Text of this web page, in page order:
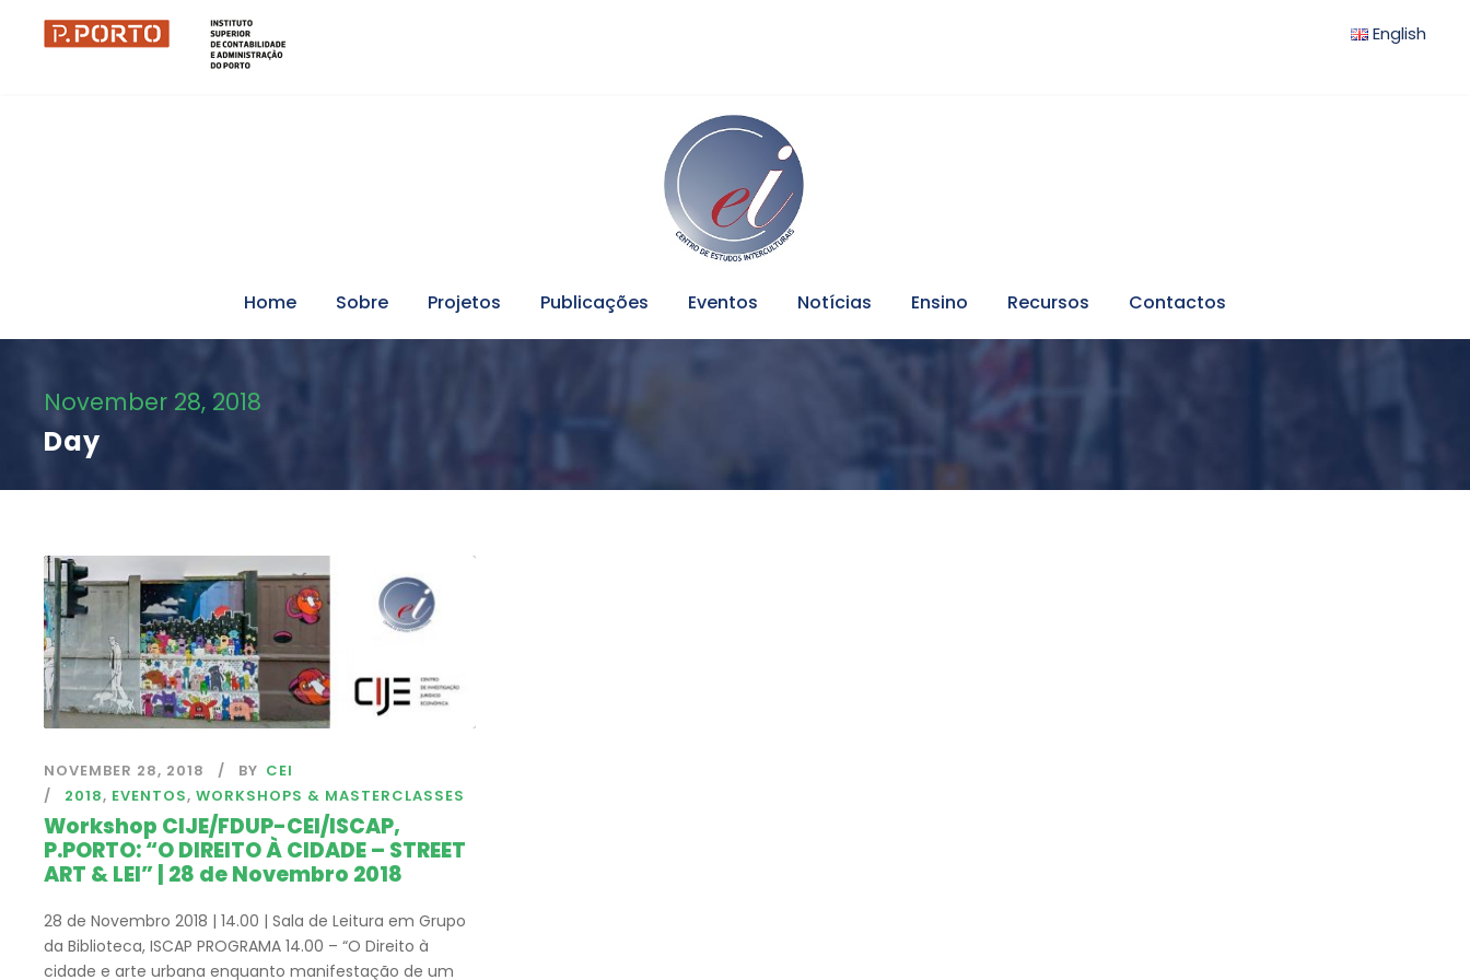
English
Home Sobre Projetos Publicações Eventos Notícias Ensino Recursos Contactos
November 28, 2018
Day
NOVEMBER 28, 2018 BY CEI
2018, EVENTOS, WORKSHOPS & MASTERCLASSES
Workshop CIJE/FDUP-CEI/ISCAP,
P.PORTO: “O DIREITO À CIDADE – STREET
ART & LEI” | 28 de Novembro 2018
28 de Novembro 2018 | 14.00 | Sala de Leitura em Grupo
da Biblioteca, ISCAP PROGRAMA 14.00 – “O Direito à
cidade e arte urbana enquanto manifestação de um